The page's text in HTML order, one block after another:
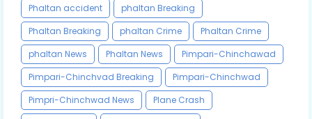
Phaltan accident
phaltan Breaking
Phaltan Breaking
phaltan Crime
Phaltan Crime
phaltan News
Phaltan News
Pimpari-Chinchawad
Pimpari-Chinchvad Breaking
Pimpari-Chinchwad
Pimpri-Chinchwad News
Plane Crash